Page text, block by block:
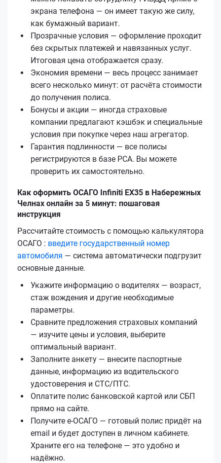
экрана телефона — он имеет такую же силу,
как бумажный вариант.
Прозрачные условия — оформление проходит
без скрытых платежей и навязанных услуг.
Итоговая цена отображается сразу.
Экономия времени — весь процесс занимает
всего несколько минут: от расчёта стоимости
до получения полиса.
Бонусы и акции — иногда страховые
компании предлагают кэшбэк и специальные
условия при покупке через наш агрегатор.
Гарантия подлинности — все полисы
регистрируются в базе РСА. Вы можете
проверить их самостоятельно.
Как оформить ОСАГО Infiniti EX35 в Набережных
Челнах онлайн за 5 минут: пошаговая
инструкция
Рассчитайте стоимость с помощью калькулятора
ОСАГО : введите государственный номер
автомобиля — система автоматически подгрузит
основные данные.
Укажите информацию о водителях — возраст,
стаж вождения и другие необходимые
параметры.
Сравните предложения страховых компаний
— изучите цены и условия, выберите
оптимальный вариант.
Заполните анкету — внесите паспортные
данные, информацию из водительского
удостоверения и СТС/ПТС.
Оплатите полис банковской картой или СБП
прямо на сайте.
Получите е‑ОСАГО — готовый полис придёт на
email и будет доступен в личном кабинете.
Храните его на телефоне — это удобно и
надёжно.